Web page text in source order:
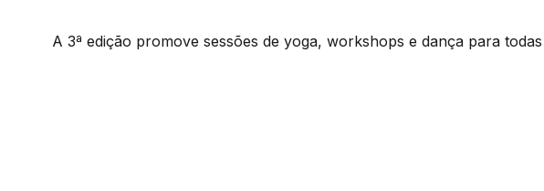
A 3ª edição promove sessões de yoga, workshops e dança para todas